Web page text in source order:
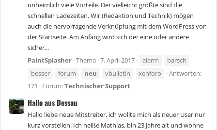
unheimlich viele Vorteile. Der vielleicht größte sind die
schnellen Ladezeiten. Wir (Redaktion und Technik) mögen
auch die hervorragende Verknüpfung mit dem WordPress von
der Startseite. Am Anfang wird sich der eine oder andere
sicher...
PaintSplasher Thema 7. April 2017 alarm
barsch
besser
forum neu vbulletin xenforo
Antworten:
171
Forum:Technischer Support
Hallo aus Dessau
Hallo liebe neue Mitstreiter, ich wollte mich als neuer User nur
kurz vorstellen. Ich heiße Mathias, bin 23 Jahre alt und wohne